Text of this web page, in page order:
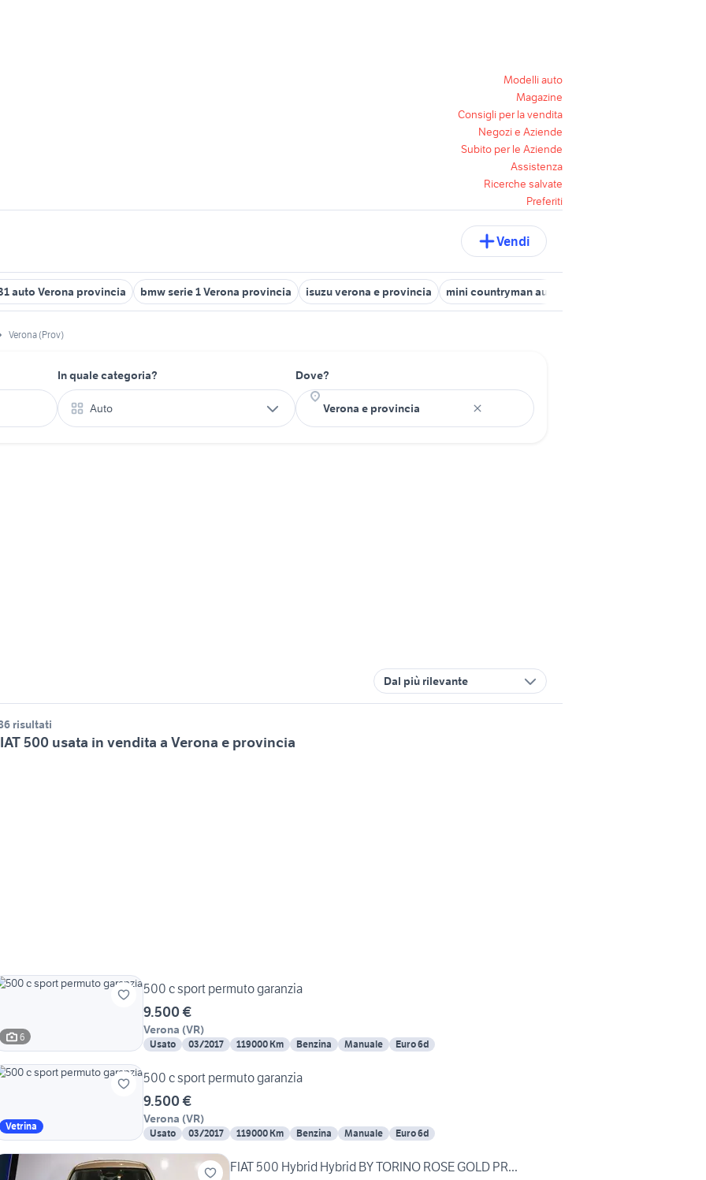
Modelli auto
Magazine
Consigli per la vendita
Negozi e Aziende
Subito per le Aziende
Assistenza
Ricerche salvate
Preferiti
Vendi
auto Verona provincia bmw serie 1 Verona provincia isuzu verona e provincia mini countryman auto Verona provincia
Verona (Prov)
In quale categoria?
Auto
Dove?
Dal più rilevante
risultati
500 usata in vendita a Verona e provincia
6
500 c sport permuto garanzia
9.500 €
Verona (VR)
Usato 03/2017 119000 Km Benzina Manuale Euro 6d
Vetrina
500 c sport permuto garanzia
9.500 €
Verona (VR)
Usato 03/2017 119000 Km Benzina Manuale Euro 6d
FIAT 500 Hybrid Hybrid BY TORINO ROSE GOLD PR...